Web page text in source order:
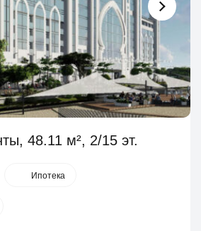
48.11 м², 2/15 эт.
Ипотека